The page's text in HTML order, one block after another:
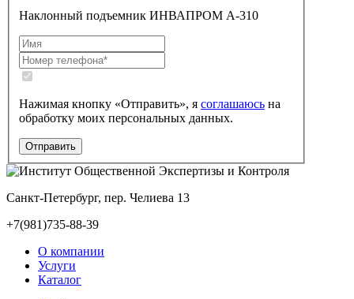
Наклонный подъемник ИНВАПРОМ А-310
Нажимая кнопку «Отправить», я соглашаюсь на
обработку моих персональных данных.
Санкт-Петербург, пер. Челиева 13
+7(981)735-88-39
О компании
Услуги
Каталог